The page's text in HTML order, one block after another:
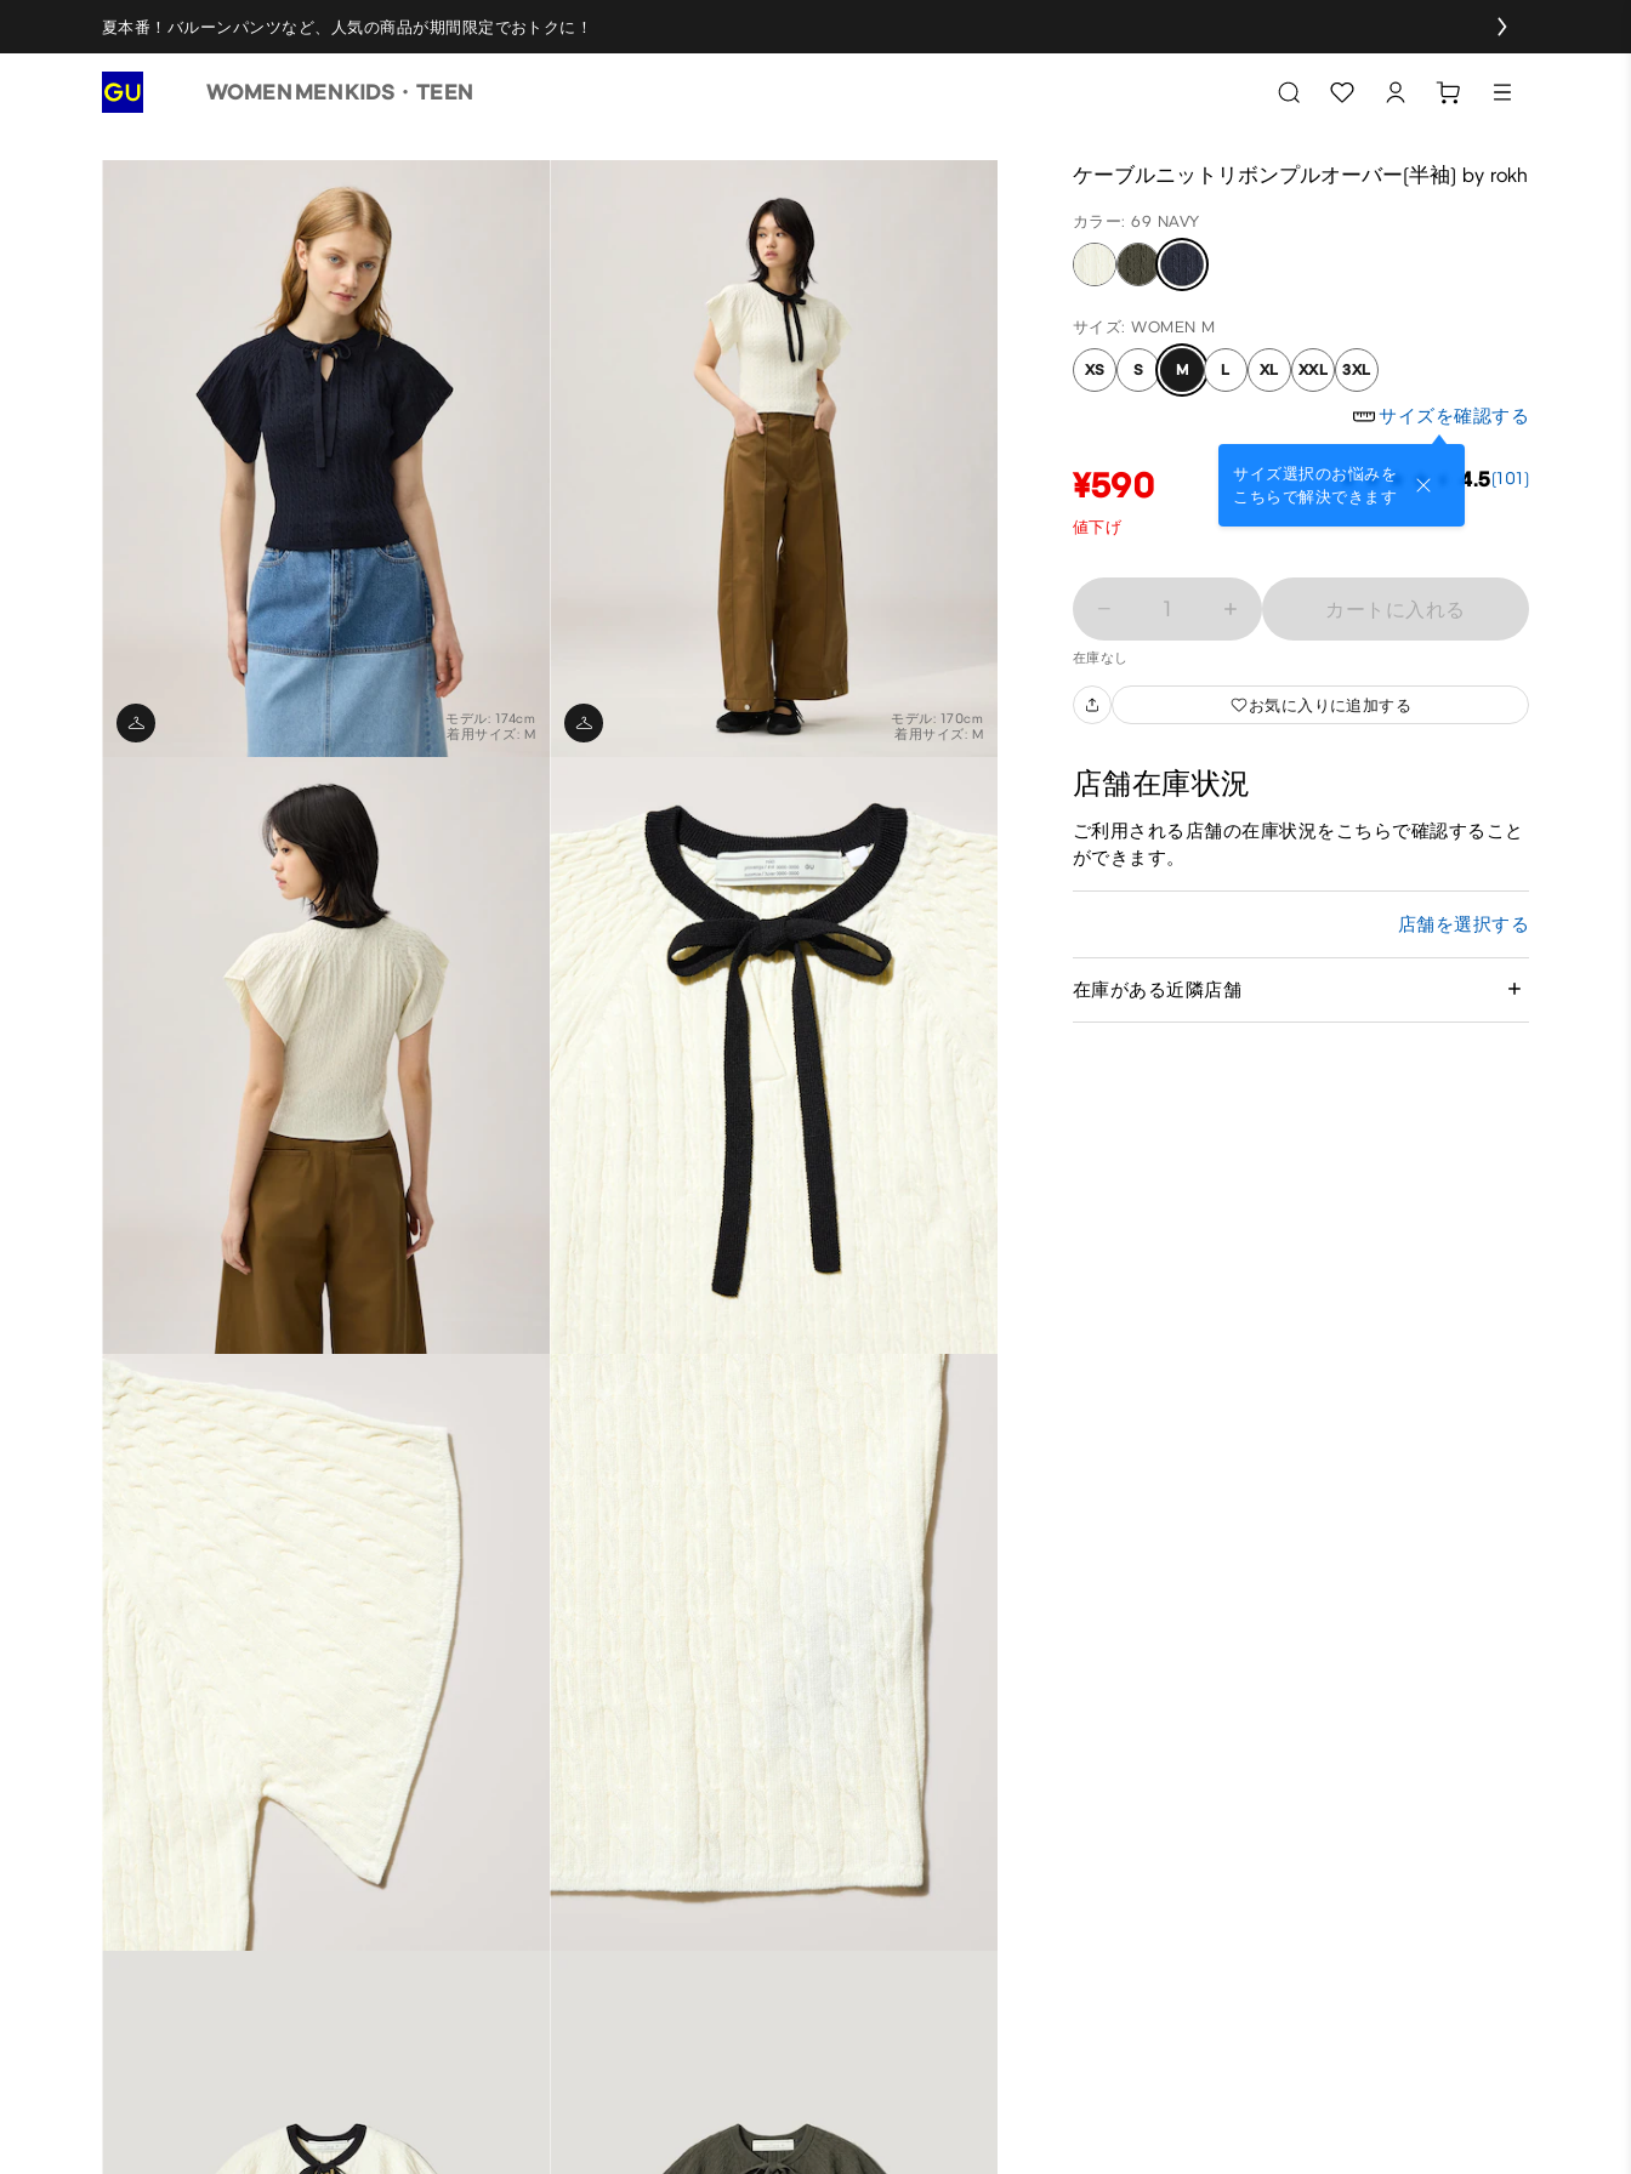
夏本番！バルーンパンツなど、人気の商品が期間限定でおトクに！
WOMEN MENKIDS・TEEN
ケーブルニットリボンプルオーバー(半袖) by rokh
カラー: 69 NAVY
サイズ: WOMEN M
XS S M L XL XXL 3XL
サイズを確認する
サイズ選択のお悩みを
こちらで解決できます
¥590 4.5(101)
値下げ
1 カートに入れる
在庫なし
お気に入りに追加する
店舗在庫状況
ご利用される店舗の在庫状況をこちらで確認すること
ができます。
店舗を選択する
在庫がある近隣店舗
モデル: 174cm
着用サイズ: M
モデル: 170cm
着用サイズ: M